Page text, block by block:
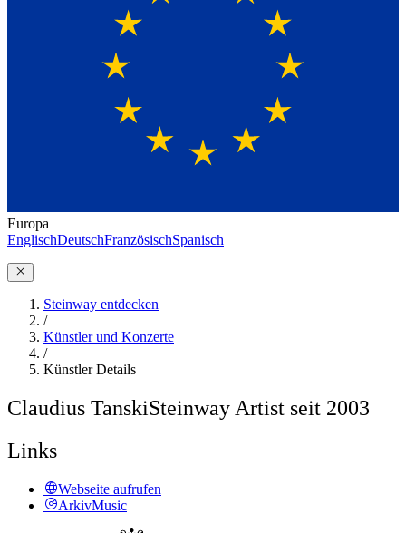
Europa
EnglischDeutschFranzösischSpanisch
Steinway entdecken
/
Künstler und Konzerte
/
Künstler Details
Claudius TanskiSteinway Artist seit 2003
Links
Webseite aufrufen
ArkivMusic